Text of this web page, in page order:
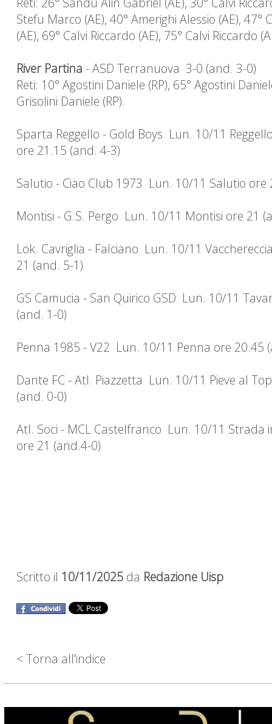
Stefu Marco (AE), 40° Amerighi Alessio (AE), 47°
(AE), 69° Calvi Riccardo (AE), 75° Calvi Riccardo
River Partina - ASD Terranuova 3-0 (and. 3-0)
Reti: 10° Agostini Daniele (RP), 65° Agostini
Grisolini Daniele (RP).
Sparta Reggello - Gold Boys Lun. 10/11
ore 21.15 (and. 4-3)
Salutio - Ciao Club 1973 Lun. 10/11 Salutio ore
Montisi - G.S. Pergo Lun. 10/11 Montisi ore 21
Lok. Cavriglia - Falciano Lun. 10/11
21 (and. 5-1)
GS Camucia - San Quirico GSD Lun. 10/11
(and. 1-0)
Penna 1985 - V22 Lun. 10/11 Penna ore 20.45
Dante FC - Atl. Piazzetta Lun. 10/11 Pieve al
(and. 0-0)
Atl. Soci - MCL Castelfranco Lun. 10/11 Strada
ore 21 (and.4-0)
Scritto il 10/11/2025 da Redazione Uisp
< Torna all'indice